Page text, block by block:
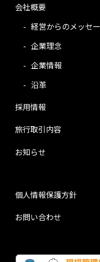
会社概要
経営からのメッセ
企業理念
企業情報
沿革
採用情報
旅行取引内容
お知らせ
個人情報保護方針
お問い合わせ